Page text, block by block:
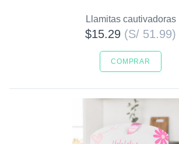
Llamitas cautivadoras
$15.29 (S/ 51.99)
COMPRAR